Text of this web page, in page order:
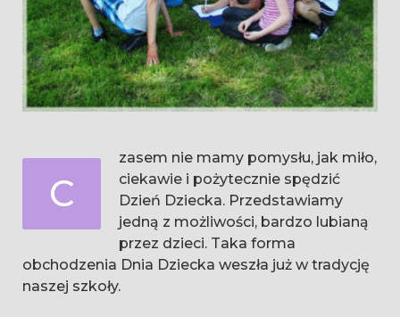
C
zasem nie mamy pomysłu, jak miło,
ciekawie i pożytecznie spędzić
Dzień Dziecka. Przedstawiamy
jedną z możliwości, bardzo lubianą
przez dzieci. Taka forma
obchodzenia Dnia Dziecka weszła już w tradycję
naszej szkoły.